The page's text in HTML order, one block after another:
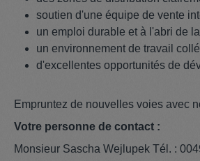
soutien d'une équipe de vente
un emploi durable et à l'abri de
un environnement de travail
d'excellentes opportunités de
Empruntez de nouvelles voies avec
Votre personne de contact :
Monsieur Sascha Wejlupek Tél. :